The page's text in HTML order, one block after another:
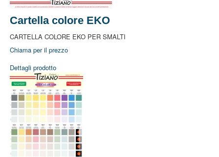
Cartella colore EKO
CARTELLA COLORE EKO PER SMALTI
Chiama per il prezzo
Dettagli prodotto